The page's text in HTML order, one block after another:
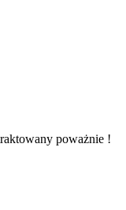
poważnie !